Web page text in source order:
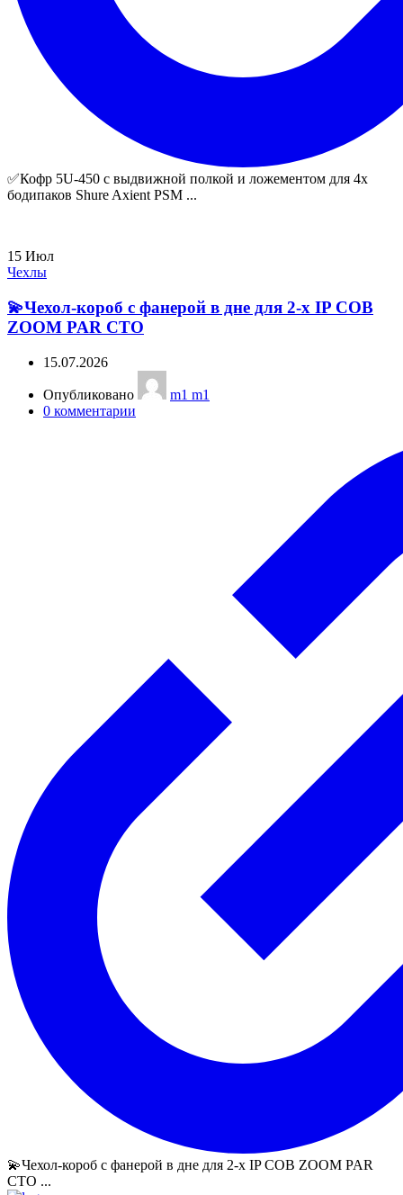
✅Кофр 5U-450 с выдвижной полкой и ложементом для 4х
бодипаков Shure Axient PSM ...
15 Июл
Чехлы
💫Чехол-короб с фанерой в дне для 2-х IP СОВ
ZOOM PAR СТО
15.07.2026
Опубликовано
m1 m1
0 комментарии
💫Чехол-короб с фанерой в дне для 2-х IP СОВ ZOOM PAR
СТО ...